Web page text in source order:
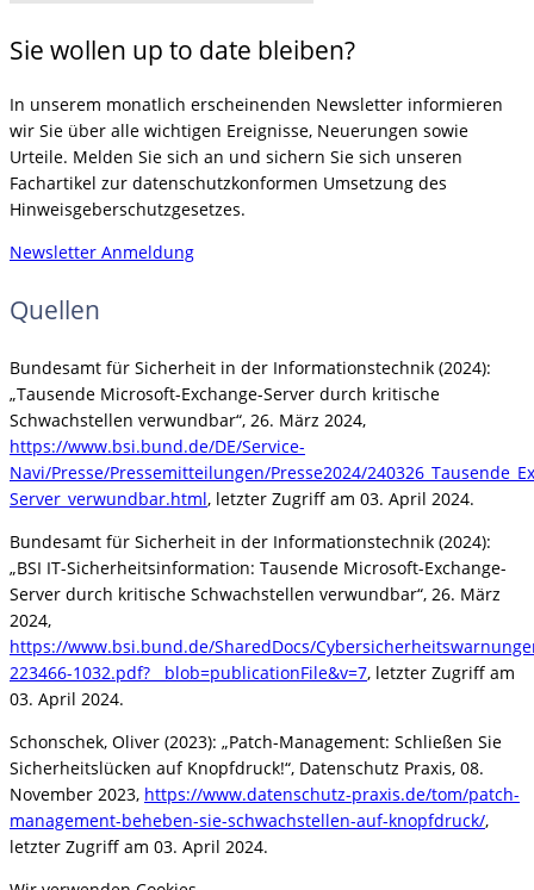
Sie wollen up to date bleiben?
In unserem monatlich erscheinenden Newsletter informieren
wir Sie über alle wichtigen Ereignisse, Neuerungen sowie
Urteile. Melden Sie sich an und sichern Sie sich unseren
Fachartikel zur datenschutzkonformen Umsetzung des
Hinweisgeberschutzgesetzes.
Newsletter Anmeldung
Quellen
Bundesamt für Sicherheit in der Informationstechnik (2024):
„Tausende Microsoft-Exchange-Server durch kritische
Schwachstellen verwundbar“, 26. März 2024,
https://www.bsi.bund.de/DE/Service-
Navi/Presse/Pressemitteilungen/Presse2024/
Server_verwundbar.html, letzter Zugriff am 03. April 2024.
Bundesamt für Sicherheit in der Informationstechnik (2024):
„BSI IT-Sicherheitsinformation: Tausende Microsoft-Exchange-
Server durch kritische Schwachstellen verwundbar“, 26. März
2024,
https://www.bsi.bund.de/SharedDocs/
223466-1032.pdf?__blob=publicationFile&v=7, letzter Zugriff am
03. April 2024.
Schonschek, Oliver (2023): „Patch-Management: Schließen Sie
Sicherheitslücken auf Knopfdruck!“, Datenschutz Praxis, 08.
November 2023, https://www.datenschutz-praxis.de/tom/patch-
management-beheben-sie-schwachstellen-auf-knopfdruck/,
letzter Zugriff am 03. April 2024.